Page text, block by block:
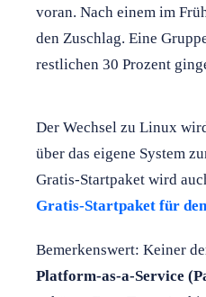
voran. Nach einem im
den Zuschlag. Eine
restlichen 30 Prozent
Der Wechsel zu Linux
über das eigene System
Gratis-Startpaket wird
Gratis-Startpaket für
Bemerkenswert: Keiner
Platform-as-a-Service